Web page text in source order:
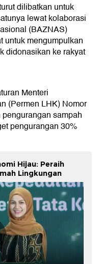
dilibatkan untuk
lewat kolaborasi
(BAZNAS)
untuk mengumpulkan
didonasikan ke rakyat
Menteri
(Permen LHK) Nomor
sampah
pengurangan 30%
Hijau: Peraih
Lingkungan